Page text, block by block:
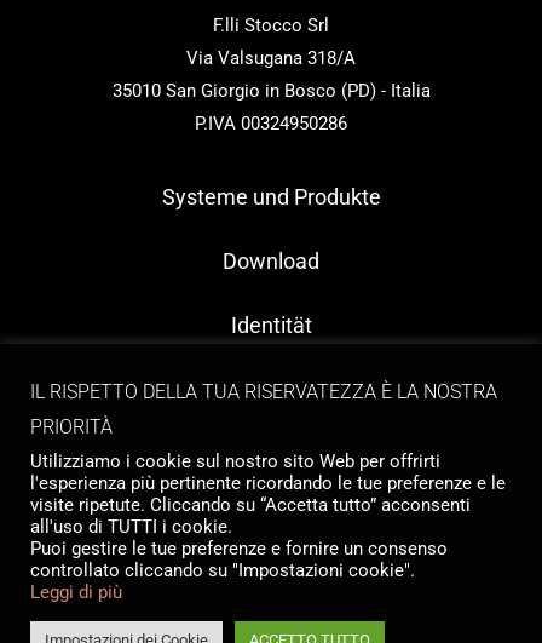
F.lli Stocco Srl
Via Valsugana 318/A
35010 San Giorgio in Bosco (PD) - Italia
P.IVA 00324950286
Systeme und Produkte
Download
Identität
Kontakt
Copyright © 2026 Tailormade Stocco
Website byBabel Studio
IL RISPETTO DELLA TUA RISERVATEZZA È LA NOSTRA
PRIORITÀ
Utilizziamo i cookie sul nostro sito Web per offrirti
l'esperienza più pertinente ricordando le tue preferenze e le
visite ripetute. Cliccando su “Accetta tutto” acconsenti
all'uso di TUTTI i cookie.
Puoi gestire le tue preferenze e fornire un consenso
controllato cliccando su "Impostazioni cookie".
Leggi di più